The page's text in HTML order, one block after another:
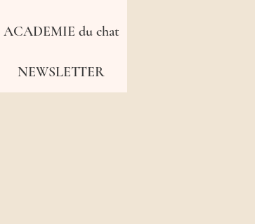
ACADEMIE du chat
NEWSLETTER